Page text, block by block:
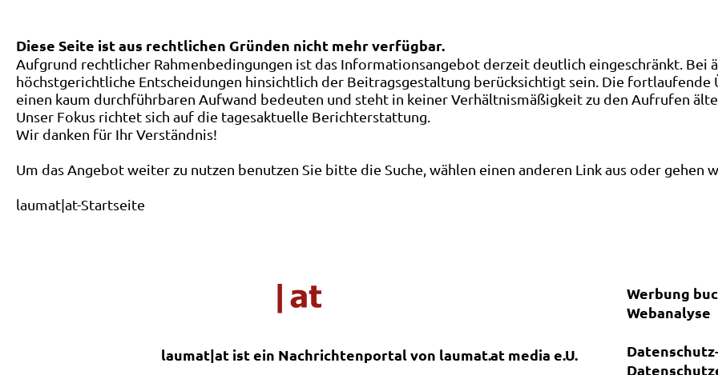
Diese Seite ist aus rechtlichen Gründen nicht mehr verfügbar.
Aufgrund rechtlicher Rahmenbedingungen ist das Informationsangebot derzeit deutlich eingeschränkt. Bei
höchstgerichtliche Entscheidungen hinsichtlich der Beitragsgestaltung berücksichtigt sein. Die
einen kaum durchführbaren Aufwand bedeuten und steht in keiner Verhältnismäßigkeit zu den Aufrufen
Unser Fokus richtet sich auf die tagesaktuelle Berichterstattung.
Wir danken für Ihr Verständnis!
Um das Angebot weiter zu nutzen benutzen Sie bitte die Suche, wählen einen anderen Link aus oder gehen
laumat|at-Startseite
laumat|at ist ein Nachrichtenportal von laumat.at media e.U.
Werbung
Webanalyse